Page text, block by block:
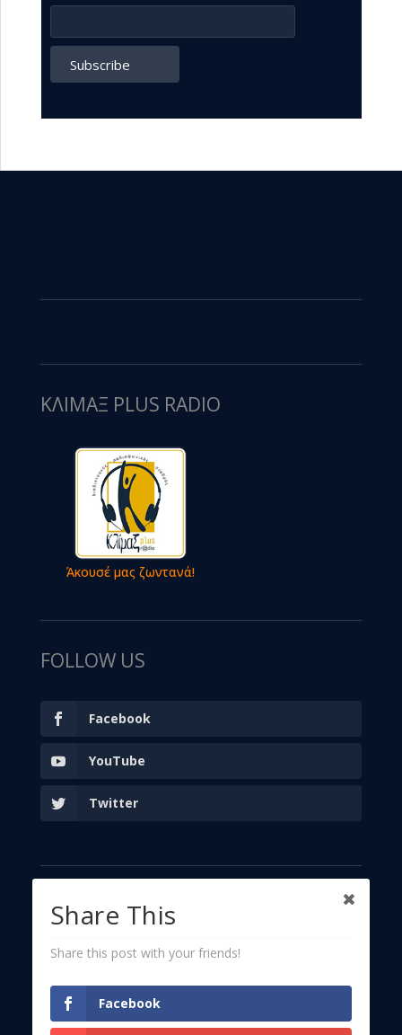
ΚΛΙΜΑΞ PLUS RADIO
Άκουσέ μας ζωντανά!
FOLLOW US
Facebook
YouTube
Twitter
LIKE US ON FACEBOOK
Share This
Share this post with your friends!
Facebook